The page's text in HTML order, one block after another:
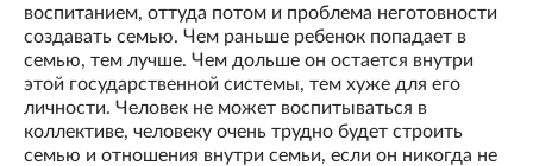
воспитанием, оттуда потом и проблема неготовности
создавать семью. Чем раньше ребенок попадает в
семью, тем лучше. Чем дольше он остается внутри
этой государственной системы, тем хуже для его
личности. Человек не может воспитываться в
коллективе, человеку очень трудно будет строить
семью и отношения внутри семьи, если он никогда не